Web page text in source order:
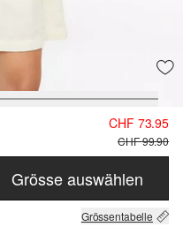
CHF 73.95
CHF 99.90
Grösse auswählen
Grössentabelle